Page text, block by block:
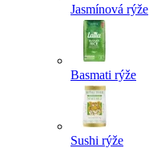
Jasmínová rýže
Basmati rýže
Sushi rýže